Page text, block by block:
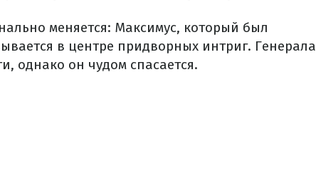
меняется: Максимус, который был
в центре придворных интриг. Генерала
однако он чудом спасается.